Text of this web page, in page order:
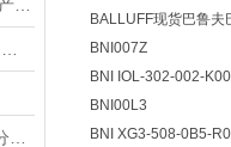
BALLUFF现货巴鲁夫
BNI007Z
BNI IOL-302-002-
BNI00L3
BNI XG3-508-0B5-